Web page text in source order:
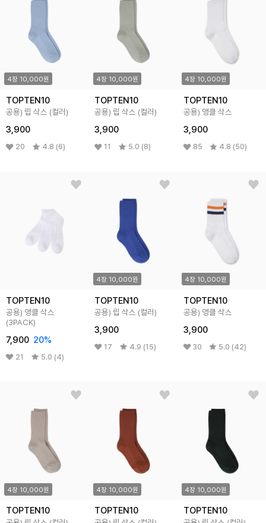
4장 10,000원
TOPTEN10
공용) 립 삭스 (컬러)
3,900
20 4.8 (6)
4장 10,000원
TOPTEN10
공용) 립 삭스 (컬러)
3,900
11 5.0 (8)
4장 10,000원
TOPTEN10
공용) 앵클 삭스
3,900
85 4.8 (50)
TOPTEN10
공용) 앵클 삭스
(3PACK)
7,900 20%
21 5.0 (4)
4장 10,000원
TOPTEN10
공용) 립 삭스 (컬러)
3,900
17 4.9 (15)
4장 10,000원
TOPTEN10
공용) 앵클 삭스
3,900
30 5.0 (42)
4장 10,000원
TOPTEN10
4장 10,000원
TOPTEN10
4장 10,000원
TOPTEN10